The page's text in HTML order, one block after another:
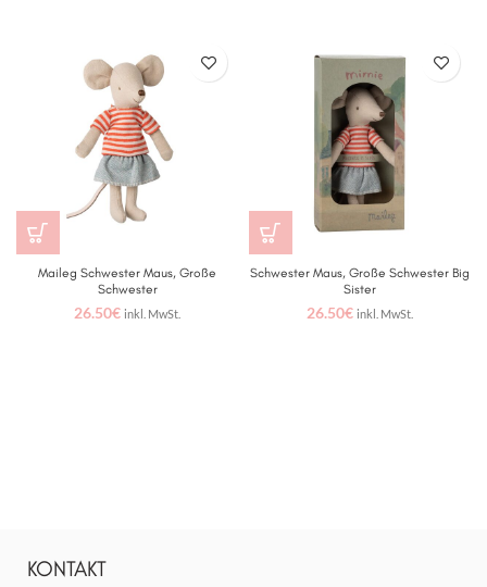
Maileg Schwester Maus, Große
Schwester
26.50€ inkl. MwSt.
Schwester Maus, Große Schwester Big
Sister
26.50€ inkl. MwSt.
KONTAKT